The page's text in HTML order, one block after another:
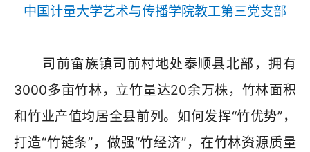
中国计量大学艺术与传播学院教工第三党支部
司前畲族镇司前村地处泰顺县北部，拥有
3000多亩竹林，立竹量达20余万株，竹林面积
和竹业产值均居全县前列。如何发挥“竹优势”，
打造“竹链条”，做强“竹经济”，在竹林资源质量